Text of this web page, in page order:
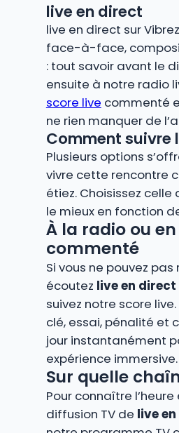
live en direct
live en direct sur
face-à-face,
: tout savoir avant le
ensuite à notre radio
score live commenté
ne rien manquer de
Comment suivre
Plusieurs options
vivre cette rencontre
étiez. Choisissez celle
le mieux en fonction
À la radio ou
commenté
Si vous ne pouvez
écoutez live en direct
suivez notre score
clé, essai, pénalité et
jour instantanément
expérience immersive.
Sur quelle
Pour connaître
diffusion TV de live